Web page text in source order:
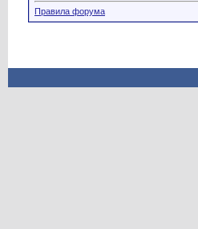
Правила форума